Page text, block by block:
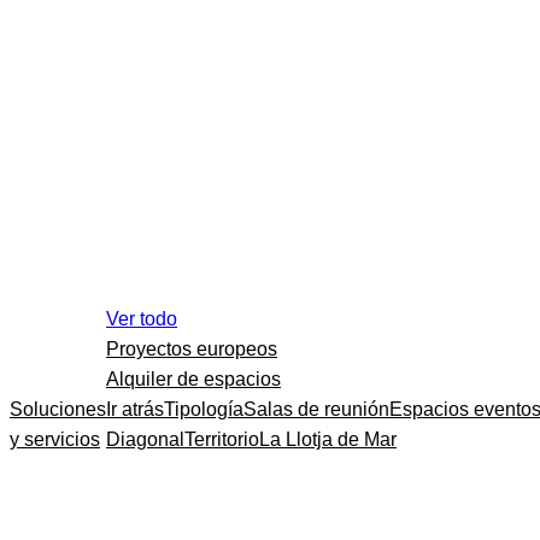
Soluciones
y servicios
Ver todo
Proyectos europeos
Alquiler de espacios
Ir atrásTipologíaSalas de reuniónEspacios eventos
Diagonal TerritorioLa Llotja de Mar